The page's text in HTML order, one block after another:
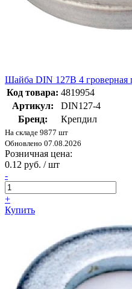
Шайба DIN 127B 4 гроверная
Код товара: 4819954
Артикул:
DIN127-4
Бренд:
Крепдил
На складе 9877 шт
Обновлено 07.08.2026
Розничная цена:
0.12 руб. / шт
-
+
Купить